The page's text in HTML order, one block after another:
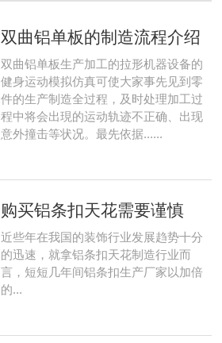
双曲铝单板的制造流程介绍
双曲铝单板生产加工的拉形机器设备的
健身运动模拟仿真可使大家事先见到零
件的生产制造全过程，及时处理加工过
程中将会出現的运动轨迹不正确、出现
意外撞击等状况。最先依据......
购买铝条扣天花需要谨慎
近些年在我国的装饰行业发展趋势十分
的迅速，就拿铝条扣天花制造行业而
言，短短几年间铝条扣生产厂家以加倍
的...